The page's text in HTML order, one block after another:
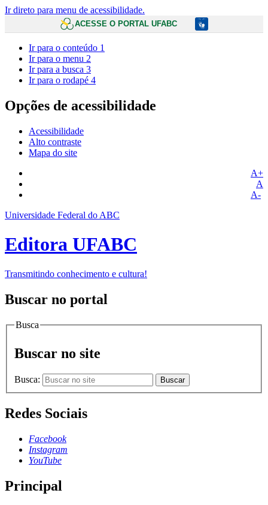
Ir direto para menu de acessibilidade.
ACESSE O PORTAL UFABC
Ir para o conteúdo 1
Ir para o menu 2
Ir para a busca 3
Ir para o rodapé 4
Opções de acessibilidade
Acessibilidade
Alto contraste
Mapa do site
A+
A
A-
Universidade Federal do ABC
Editora UFABC
Transmitindo conhecimento e cultura!
Buscar no portal
Busca
Buscar no site
Busca: Buscar
Redes Sociais
Facebook
Instagram
YouTube
Principal